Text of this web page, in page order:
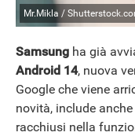
NEWS
Mr.Mikla /
Samsung ha già
Android 14, nuova
Google che viene
novità, include
racchiusi nella